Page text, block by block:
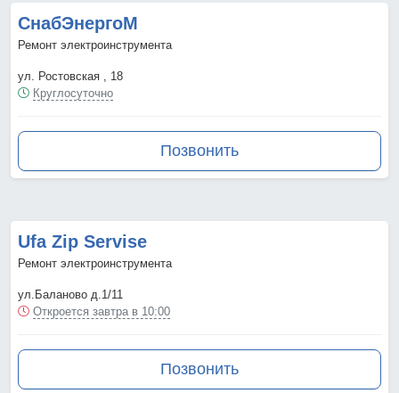
СнабЭнергоМ
Ремонт электроинструмента
ул. Ростовская , 18
Круглосуточно
Позвонить
Ufa Zip Servise
Ремонт электроинструмента
ул.Баланово д.1/11
Откроется завтра в 10:00
Позвонить